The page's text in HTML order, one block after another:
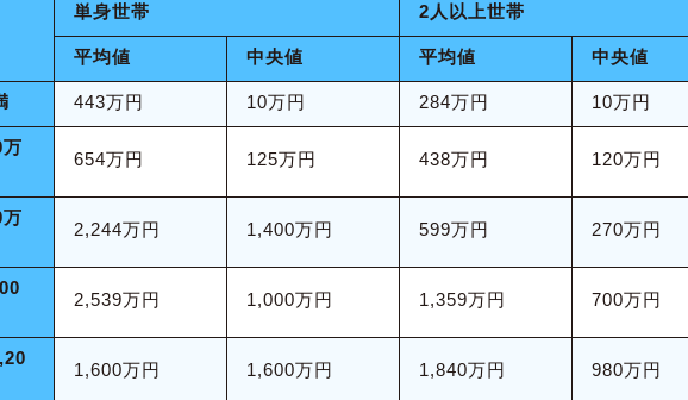
単身世帯 2人以上世帯
平均値 中央値 平均値 中央値
443万円 10万円 284万円 10万円
654万円 125万円 438万円 120万円
2,244万円 1,400万円 599万円 270万円
2,539万円 1,000万円 1,359万円 700万円
1,600万円 1,600万円 1,840万円 980万円